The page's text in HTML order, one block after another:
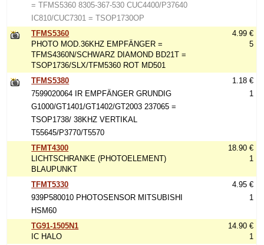
= TFMS5360 8305-367-530 CUC4400/P37640
IC810/CUC7301 = TSOP1730OP
TFMS5360
PHOTO MOD.36KHZ EMPFÄNGER =
TFMS4360N/SCHWARZ DIAMOND BD21T =
TSOP1736/SLX/TFM5360 ROT MD501
4.99 €
5
TFMS5380
7599020064 IR EMPFÄNGER GRUNDIG
G1000/GT1401/GT1402/GT2003 237065 =
TSOP1738/ 38KHZ VERTIKAL
T55645/P3770/T5570
1.18 €
1
TFMT4300
LICHTSCHRANKE (PHOTOELEMENT)
BLAUPUNKT
18.90 €
1
TFMT5330
939P580010 PHOTOSENSOR MITSUBISHI
HSM60
4.95 €
1
TG91-1505N1
IC HALO
14.90 €
1